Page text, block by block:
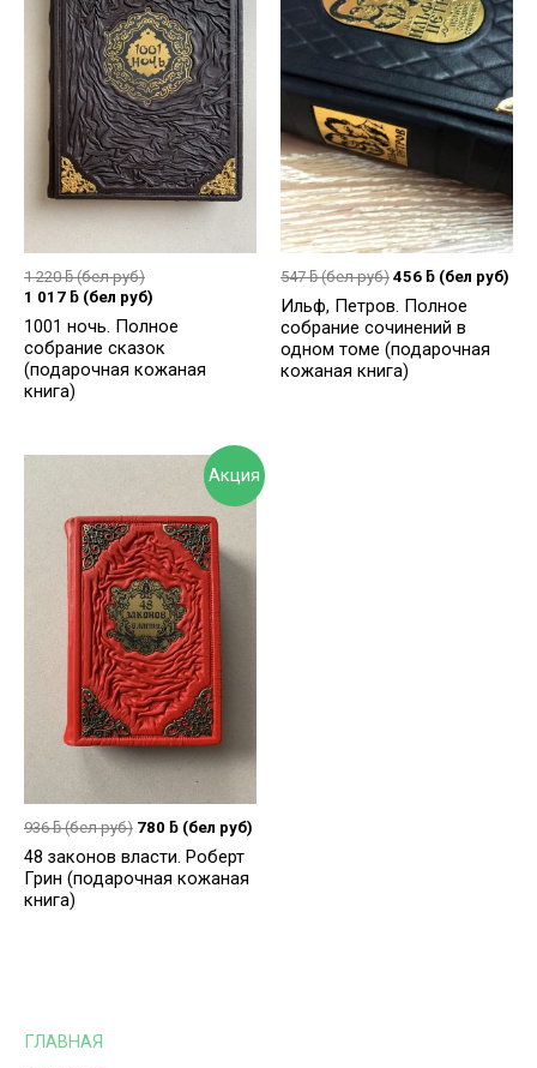
ГЛАВНАЯ
1 220ƃ(бел руб)
1 017 ƃ (бел руб)
1001 ночь. Полное
собрание сказок
(подарочная кожаная
книга)
547ƃ(бел руб) 456 ƃ (бел руб)
Ильф, Петров. Полное
собрание сочинений в
одном томе (подарочная
кожаная книга)
Акция
936ƃ(бел руб) 780 ƃ (бел руб)
48 законов власти. Роберт
Грин (подарочная кожаная
книга)